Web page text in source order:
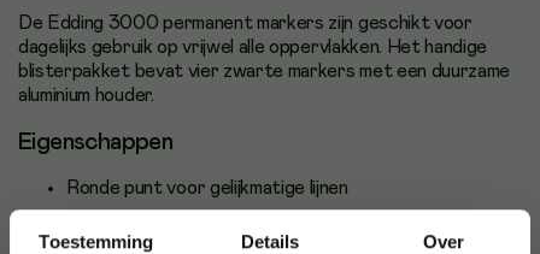
Toestemming Details Over
De Edding 3000 permanent markers zijn geschikt voor
dagelijks gebruik op vrijwel alle oppervlakken. Het handige
blisterpakket bevat vier zwarte markers met een duurzame
aluminium houder.
Eigenschappen
Ronde punt voor gelijkmatige lijnen